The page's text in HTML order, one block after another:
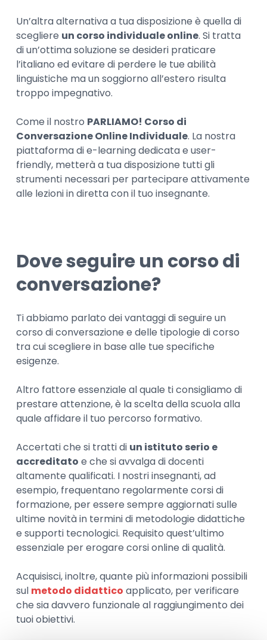
Un’altra alternativa a tua disposizione è quella di
scegliere un corso individuale online. Si tratta
di un’ottima soluzione se desideri praticare
l’italiano ed evitare di perdere le tue abilità
linguistiche ma un soggiorno all’estero risulta
troppo impegnativo.
Come il nostro PARLIAMO! Corso di
Conversazione Online Individuale. La nostra
piattaforma di e-learning dedicata e user-
friendly, metterà a tua disposizione tutti gli
strumenti necessari per partecipare attivamente
alle lezioni in diretta con il tuo insegnante.
Dove seguire un corso di
conversazione?
Ti abbiamo parlato dei vantaggi di seguire un
corso di conversazione e delle tipologie di corso
tra cui scegliere in base alle tue specifiche
esigenze.
Altro fattore essenziale al quale ti consigliamo di
prestare attenzione, è la scelta della scuola alla
quale affidare il tuo percorso formativo.
Accertati che si tratti di un istituto serio e
accreditato e che si avvalga di docenti
altamente qualificati. I nostri insegnanti, ad
esempio, frequentano regolarmente corsi di
formazione, per essere sempre aggiornati sulle
ultime novità in termini di metodologie didattiche
e supporti tecnologici. Requisito quest’ultimo
essenziale per erogare corsi online di qualità.
Acquisisci, inoltre, quante più informazioni possibili
sul metodo didattico applicato, per verificare
che sia davvero funzionale al raggiungimento dei
tuoi obiettivi.